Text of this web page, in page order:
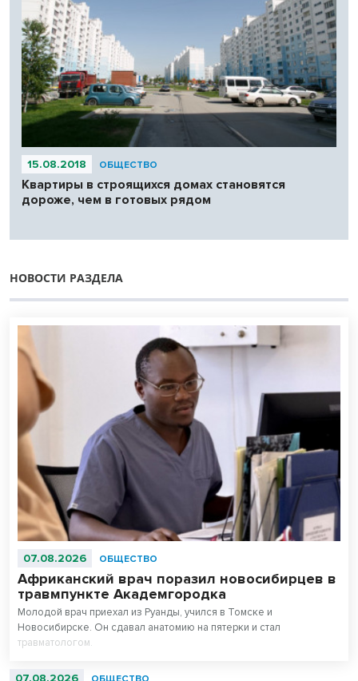
15.08.2018 ОБЩЕСТВО
Квартиры в строящихся домах становятся
дороже, чем в готовых рядом
НОВОСТИ РАЗДЕЛА
07.08.2026 ОБЩЕСТВО
Африканский врач поразил новосибирцев в
травмпункте Академгородка
Молодой врач приехал из Руанды, учился в Томске и
Новосибирске. Он сдавал анатомию на пятерки и стал
травматологом.
07.08.2026